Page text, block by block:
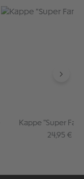
Kappe "Super
Regulärer
24,95 €